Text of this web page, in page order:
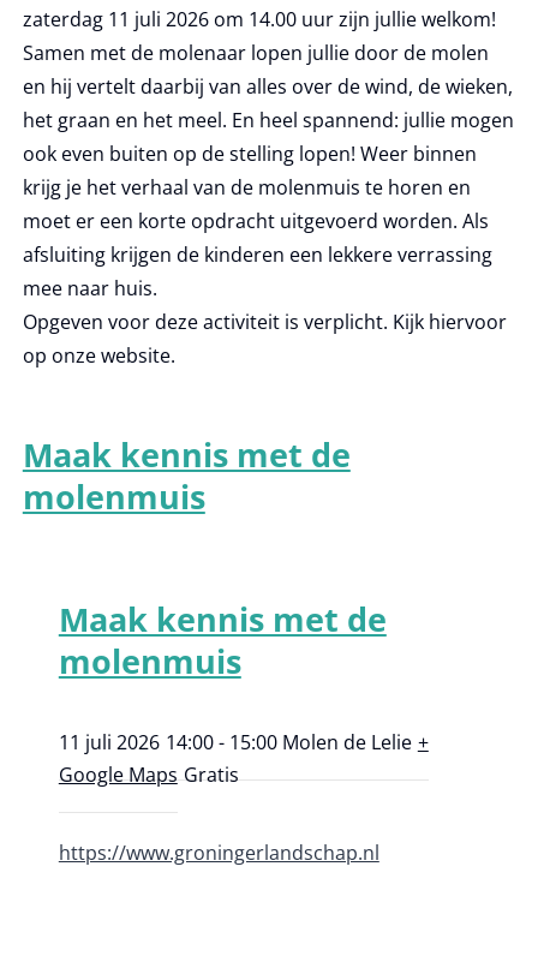
zaterdag 11 juli 2026 om 14.00 uur zijn jullie welkom!
Samen met de molenaar lopen jullie door de molen
en hij vertelt daarbij van alles over de wind, de wieken,
het graan en het meel. En heel spannend: jullie mogen
ook even buiten op de stelling lopen! Weer binnen
krijg je het verhaal van de molenmuis te horen en
moet er een korte opdracht uitgevoerd worden. Als
afsluiting krijgen de kinderen een lekkere verrassing
mee naar huis.
Opgeven voor deze activiteit is verplicht. Kijk hiervoor
op onze website.
Maak kennis met de
molenmuis
Maak kennis met de
molenmuis
11 juli 2026 14:00 - 15:00Molen de Lelie +
Google Maps Gratis
https://www.groningerlandschap.nl